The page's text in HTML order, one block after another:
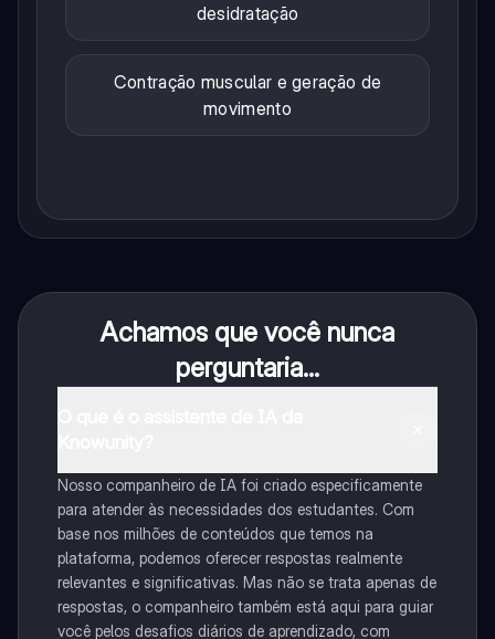
desidratação
Contração muscular e geração de
movimento
Achamos que você nunca
perguntaria...
Nosso companheiro de IA foi criado especificamente
para atender às necessidades dos estudantes. Com
base nos milhões de conteúdos que temos na
plataforma, podemos oferecer respostas realmente
relevantes e significativas. Mas não se trata apenas de
respostas, o companheiro também está aqui para guiar
você pelos desafios diários de aprendizado, com